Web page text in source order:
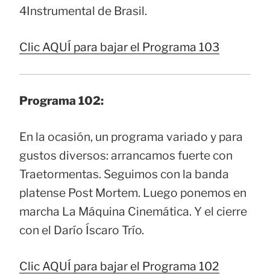
4Instrumental de Brasil.
Clic AQUÍ para bajar el Programa 103
Programa 102:
En la ocasión, un programa variado y para
gustos diversos: arrancamos fuerte con
Traetormentas. Seguimos con la banda
platense Post Mortem. Luego ponemos en
marcha La Máquina Cinemática. Y el cierre
con el Darío Íscaro Trío.
Clic AQUÍ para bajar el Programa 102